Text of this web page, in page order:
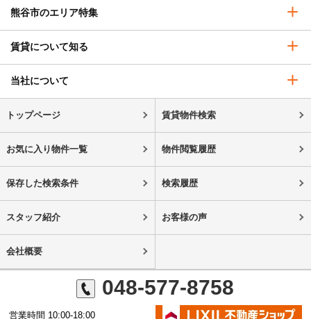
熊谷市のエリア特集
賃貸について知る
当社について
トップページ 賃貸物件検索
お気に入り物件一覧 物件閲覧履歴
保存した検索条件 検索履歴
スタッフ紹介 お客様の声
会社概要
048-577-8758
営業時間 10:00-18:00